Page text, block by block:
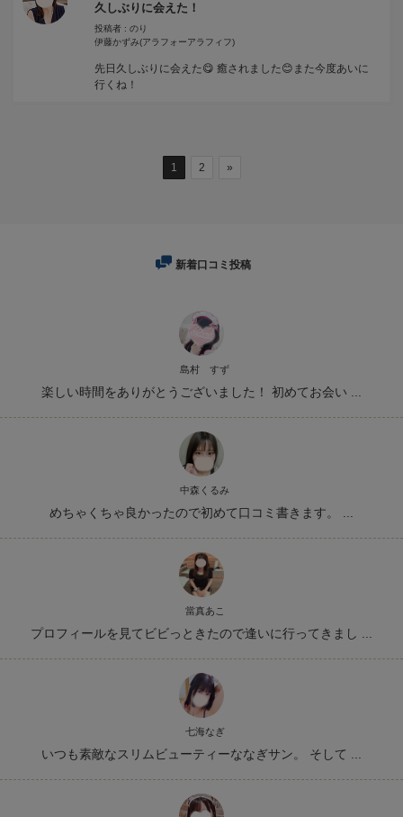
久しぶりに会えた！
投稿者 : のり
伊藤かずみ(アラフォーアラフィフ)
先日久しぶりに会えた😋 癒されました😊また今度あいに
行くね！
1 2 »
新着口コミ投稿
島村 すず
楽しい時間をありがとうございました！ 初めてお会い ...
中森くるみ
めちゃくちゃ良かったので初めて口コミ書きます。 ...
當真あこ
プロフィールを見てビビっときたので逢いに行ってきまし ...
七海なぎ
いつも素敵なスリムビューティーななぎサン。 そして ...